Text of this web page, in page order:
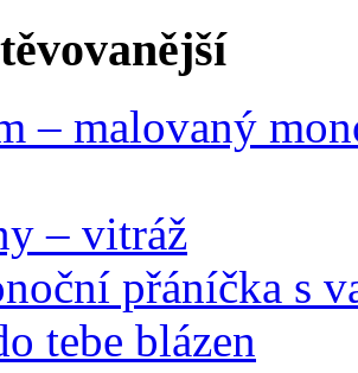
– malovaný
– vitráž
přáníčka s
tebe blázen